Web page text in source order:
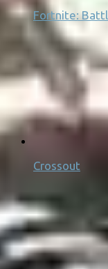
Fortnite:
Crossout